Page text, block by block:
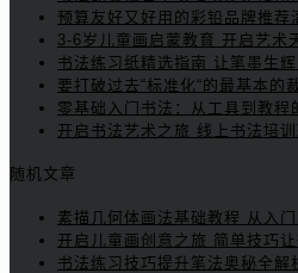
预算友好又好用的彩铅品牌推荐
3-6岁儿童画启蒙教育 开启艺术
书法练习纸精选指南 让笔墨生
要打破过去“标准化“的最基本的
零基础入门书法：从工具到教程
开启书法艺术之旅 线上书法培
随机文章
素描几何体画法基础教程 从入
开启儿童画创意之旅 简单技巧
书法练习技巧提升笔法奥秘全解